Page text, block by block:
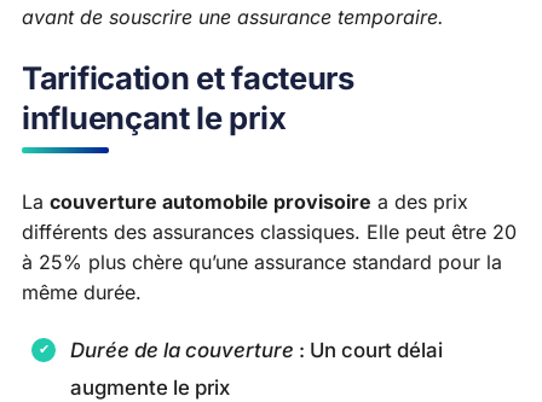
avant de souscrire une assurance temporaire.
Tarification et facteurs
influençant le prix
La couverture automobile provisoire a des prix
différents des assurances classiques. Elle peut être 20
à 25% plus chère qu’une assurance standard pour la
même durée.
Durée de la couverture : Un court délai
augmente le prix